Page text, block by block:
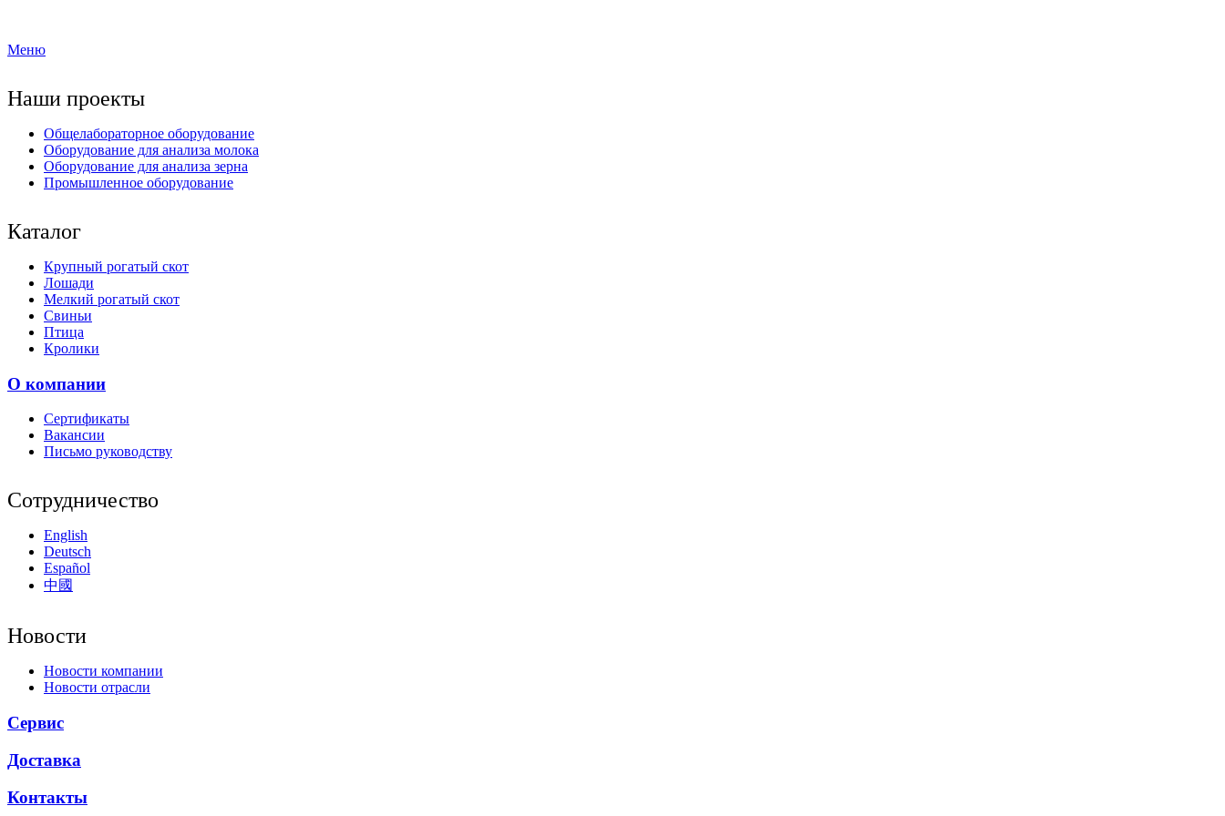
Меню
Наши проекты
Общелабораторное оборудование
Оборудование для анализа молока
Оборудование для анализа зерна
Промышленное оборудование
Каталог
Крупный рогатый скот
Лошади
Мелкий рогатый скот
Свиньи
Птица
Кролики
О компании
Сертификаты
Вакансии
Письмо руководству
Сотрудничество
English
Deutsch
Español
中國
Новости
Новости компании
Новости отрасли
Сервис
Доставка
Контакты